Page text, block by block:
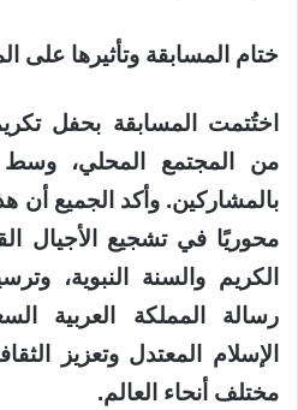
ختام المسابقة وتأثيرها على
اختُتمت المسابقة بحفل
من المجتمع المحلي، وسط
بالمشاركين. وأكد الجميع أن
محوريًا في تشجيع الأجيال
الكريم والسنة النبوية،
رسالة المملكة العربية
الإسلام المعتدل وتعزيز
مختلف أنحاء العالم.